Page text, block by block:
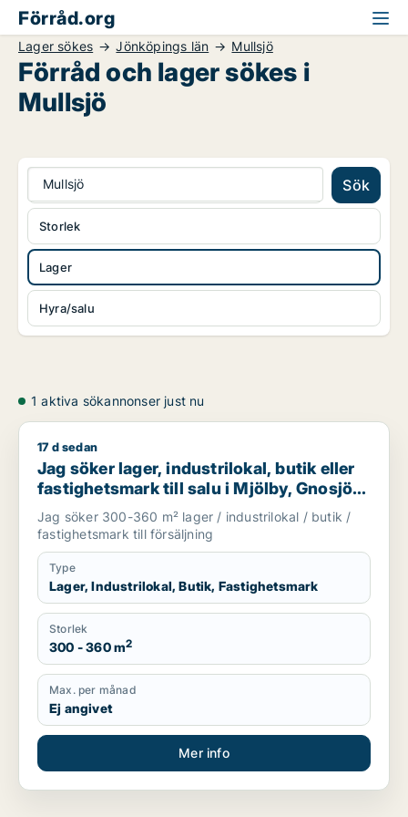
Förråd.org
Lager sökes Jönköpings län Mullsjö
Förråd och lager sökes i
Mullsjö
Mullsjö Sök
Lager
Hyra/salu
Storlek
1 aktiva sökannonser just nu
Jag söker lager, industrilokal, butik eller fastighetsmark till
17 d sedan
Jag söker lager, industrilokal, butik eller
fastighetsmark till salu i Mjölby, Gnosjö
eller Mullsjö m.fl.
Jag söker 300-360 m² lager / industrilokal / butik /
fastighetsmark till försäljning
Type
Lager, Industrilokal, Butik, Fastighetsmark
Storlek
300 - 360 m2
Max. per månad
Ej angivet
Mer info